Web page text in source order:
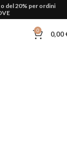
del 20% per ordini
0 0,00